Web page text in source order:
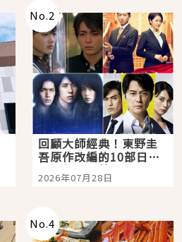
No.2
回顧大師經典！東野圭
吾原作改編的10部日本
影視作品推薦
2026年07月28日
No.4